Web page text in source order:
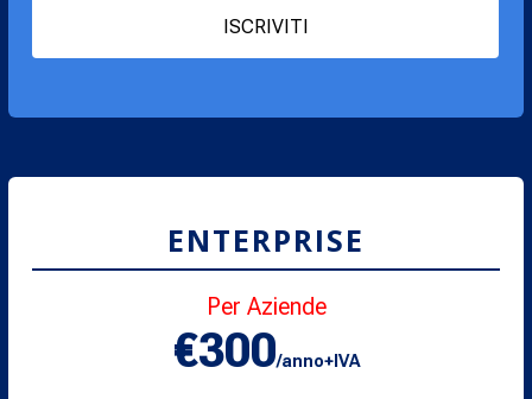
ISCRIVITI
ENTERPRISE
Per Aziende
€300/anno+IVA